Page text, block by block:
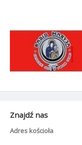
Znajdź nas
Adres kościoła